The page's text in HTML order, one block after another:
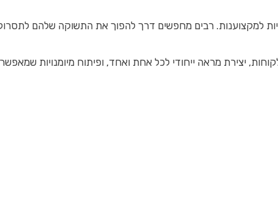
למקצוענות. רבים מחפשים דרך להפוך את התשוקה שלהם
יצירת מראה ייחודי לכל אחת ואחד, ופיתוח מיומנויות